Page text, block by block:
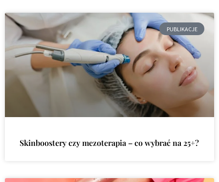
PUBLIKACJE
Skinboostery czy mezoterapia – co wybrać na 25+?